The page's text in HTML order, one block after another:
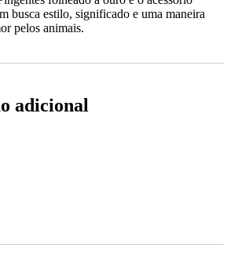
busca estilo, significado e uma maneira
pelos animais.
adicional